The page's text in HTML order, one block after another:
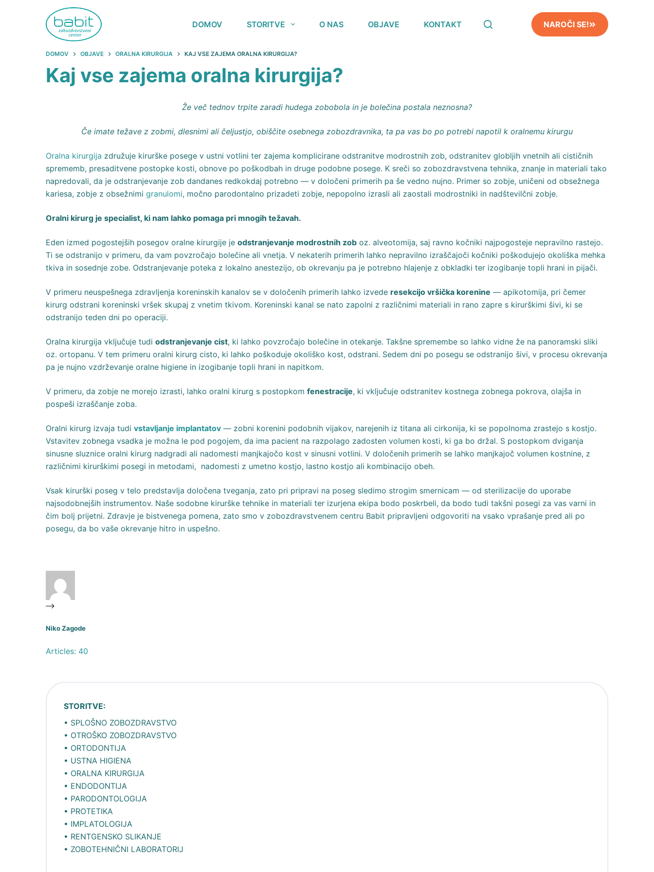
DOMOV STORITVE O NAS OBJAVE KONTAKT NAROČI SE!
DOMOV OBJAVE ORALNA KIRURGIJA KAJ VSE ZAJEMA ORALNA KIRURGIJA?
Kaj vse zajema oralna kirurgija?
Že več tednov trpite zaradi hudega zobobola in je bolečina postala neznosna?
Če imate težave z zobmi, dlesnimi ali čeljustjo, obiščite osebnega zobozdravnika, ta pa vas bo po potrebi napotil k oralnemu kirurgu
Oralna kirurgija združuje kirurške posege v ustni votlini ter zajema komplicirane odstranitve modrostnih zob, odstranitev globljih vnetnih ali cističnih
sprememb, presaditvene postopke kosti, obnove po poškodbah in druge podobne posege. K sreči so zobozdravstvena tehnika, znanje in materiali tako
napredovali, da je odstranjevanje zob dandanes redkokdaj potrebno — v določeni primerih pa še vedno nujno. Primer so zobje, uničeni od obsežnega
kariesa, zobje z obsežnimigranulomi, močno parodontalno prizadeti zobje, nepopolno izrasli ali zaostali modrostniki in nadštevilčni zobje.
Oralni kirurg je specialist, ki nam lahko pomaga pri mnogih težavah.
Eden izmed pogostejših posegov oralne kirurgije jeodstranjevanje modrostnih zob oz. alveotomija, saj ravno kočniki najpogosteje nepravilno rastejo.
Ti se odstranijo v primeru, da vam povzročajo bolečine ali vnetja. V nekaterih primerih lahko nepravilno izraščajoči kočniki poškodujejo okoliška mehka
tkiva in sosednje zobe. Odstranjevanje poteka z lokalno anestezijo, ob okrevanju pa je potrebno hlajenje z obkladki ter izogibanje topli hrani in pijači.
V primeru neuspešnega zdravljenja koreninskih kanalov se v določenih primerih lahko izvede resekcijo vršička korenine — apikotomija, pri čemer
kirurg odstrani koreninski vršek skupaj z vnetim tkivom. Koreninski kanal se nato zapolni z različnimi materiali in rano zapre s kirurškimi šivi, ki se
odstranijo teden dni po operaciji.
Oralna kirurgija vključuje tudiodstranjevanje cist, ki lahko povzročajo bolečine in otekanje. Takšne spremembe so lahko vidne že na panoramski sliki
oz. ortopanu. V tem primeru oralni kirurg cisto, ki lahko poškoduje okoliško kost, odstrani. Sedem dni po posegu se odstranijo šivi, v procesu okrevanja
pa je nujno vzdrževanje oralne higiene in izogibanje topli hrani in napitkom.
V primeru, da zobje ne morejo izrasti, lahko oralni kirurg s postopkomfenestracije, ki vključuje odstranitev kostnega zobnega pokrova, olajša in
pospeši izraščanje zoba.
Oralni kirurg izvaja tudivstavljanje implantatov — zobni korenini podobnih vijakov, narejenih iz titana ali cirkonija, ki se popolnoma zrastejo s kostjo.
Vstavitev zobnega vsadka je možna le pod pogojem, da ima pacient na razpolago zadosten volumen kosti, ki ga bo držal. S postopkom dviganja
sinusne sluznice oralni kirurg nadgradi ali nadomesti manjkajočo kost v sinusni votlini. V določenih primerih se lahko manjkajoč volumen kostnine, z
različnimi kirurškimi posegi in metodami, nadomesti z umetno kostjo, lastno kostjo ali kombinacijo obeh.
Vsak kirurški poseg v telo predstavlja določena tveganja, zato pri pripravi na poseg sledimo strogim smernicam — od sterilizacije do uporabe
najsodobnejših instrumentov. Naše sodobne kirurške tehnike in materiali ter izurjena ekipa bodo poskrbeli, da bodo tudi takšni posegi za vas varni in
čim bolj prijetni. Zdravje je bistvenega pomena, zato smo v zobozdravstvenem centru Babit pripravljeni odgovoriti na vsako vprašanje pred ali po
posegu, da bo vaše okrevanje hitro in uspešno.
Niko Zagode
Articles: 40
STORITVE:
• SPLOŠNO ZOBOZDRAVSTVO
• OTROŠKO ZOBOZDRAVSTVO
• ORTODONTIJA
• USTNA HIGIENA
• ORALNA KIRURGIJA
• ENDODONTIJA
• PARODONTOLOGIJA
• PROTETIKA
• IMPLATOLOGIJA
• RENTGENSKO SLIKANJE
• ZOBOTEHNIČNI LABORATORIJ